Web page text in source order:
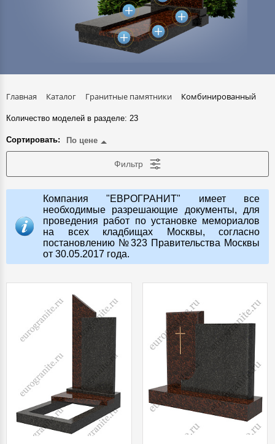
Главная Каталог Гранитные памятники Комбинированный
Сортировать: По цене
Количество моделей в разделе: 23
Фильтр
Компания "ЕВРОГРАНИТ" имеет все
необходимые разрешающие документы, для
проведения работ по установке мемориалов
на всех кладбищах Москвы, согласно
постановлению №323 Правительства Москвы
от 30.05.2017 года.